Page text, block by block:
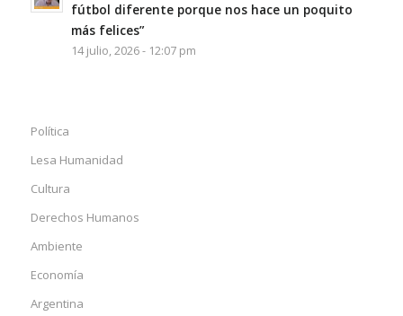
fútbol diferente porque nos hace un poquito
más felices”
14 julio, 2026 - 12:07 pm
Política
Lesa Humanidad
Cultura
Derechos Humanos
Ambiente
Economía
Argentina